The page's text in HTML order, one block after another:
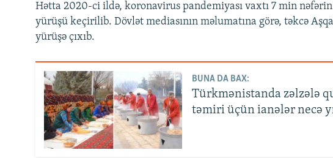
Hətta 2020-ci ildə, koronavirus pandemiyası vaxtı 7 min
yürüşü keçirilib. Dövlət mediasının məlumatına görə, təkcə
yürüşə çıxıb.
BUNA DA BAX:
Türkmənistanda zəlzələ
təmiri üçün ianələr necə